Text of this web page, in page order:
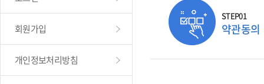
회원가입
개인정보처리방침
STEP01
약관동의